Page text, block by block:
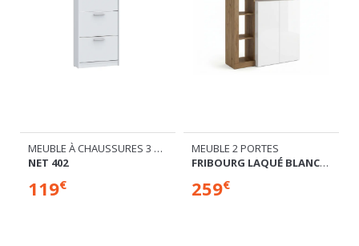
MEUBLE À CHAUSSURES 3 ABATTANTS
NET 402
119€
MEUBLE 2 PORTES
FRIBOURG LAQUÉ BLANC/CHENE MERCURE
259€